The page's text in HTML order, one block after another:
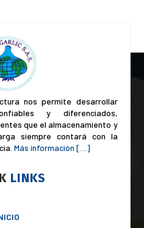
nos permite desarrollar
y diferenciados,
que el almacenamiento y
siempre contará con la
.Más información […]
LINKS